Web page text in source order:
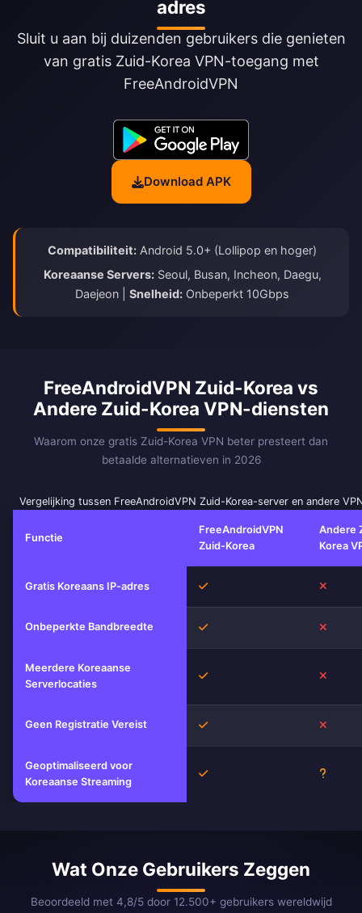
adres
Sluit u aan bij duizenden gebruikers die genieten
van gratis Zuid-Korea VPN-toegang met
FreeAndroidVPN
Download APK
Compatibiliteit: Android 5.0+ (Lollipop en hoger)
Koreaanse Servers:Seoul, Busan, Incheon, Daegu,
Daejeon | Snelheid: Onbeperkt 10Gbps
FreeAndroidVPN Zuid-Korea vs
Andere Zuid-Korea VPN-diensten
Waarom onze gratis Zuid-Korea VPN beter presteert dan
betaalde alternatieven in 2026
Vergelijking tussen FreeAndroidVPN Zuid-Korea-server en andere
Functie
FreeAndroidVPN
Zuid-Korea
Andere
Korea
Gratis Koreaans IP-adres Ja
Onbeperkte Bandbreedte Ja
Meerdere Koreaanse
Serverlocaties
Ja
Geen Registratie Vereist Ja
Geoptimaliseerd voor
Koreaanse Streaming
Ja
Wat Onze Gebruikers Zeggen
Beoordeeld met 4,8/5 door 12.500+ gebruikers wereldwijd